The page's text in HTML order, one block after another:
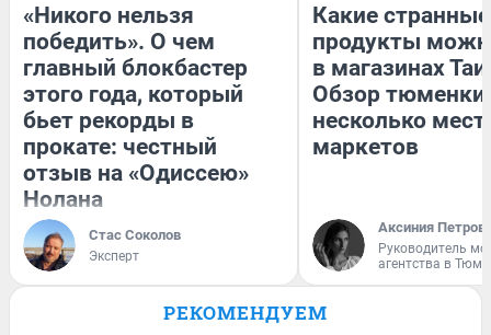
«Никого нельзя
победить». О чем
главный блокбастер
этого года, который
бьет рекорды в
прокате: честный
отзыв на «Одиссею»
Нолана
Стас Соколов
Эксперт
Какие странные
продукты
в магазинах
Обзор тюменки
несколько
маркетов
Аксиния
Руководитель
агентства в
РЕКОМЕНДУЕМ